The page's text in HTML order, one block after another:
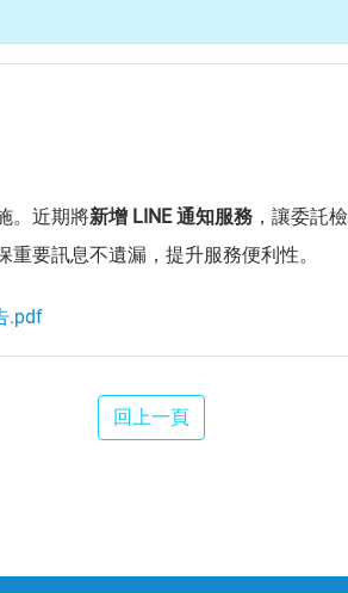
。近期將新增 LINE 通知服務 ，讓委託
要訊息不遺漏，提升服務便利性。
.pdf
回上一頁